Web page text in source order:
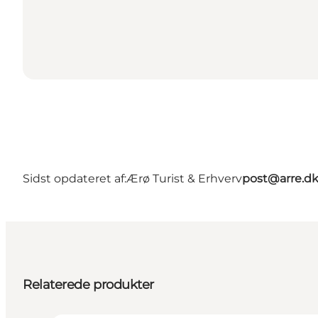
Sidst opdateret af:Ærø Turist & Erhvervpost@arre.dk
Relaterede produkter